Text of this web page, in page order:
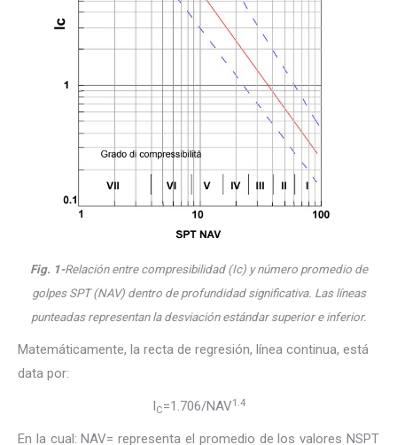
Fig. 1-Relación entre compresibilidad (Ic) y número promedio de
golpes SPT (NAV) dentro de profundidad significativa. Las líneas
punteadas representan la desviación estándar superior e inferior.
Matemáticamente, la recta de regresión, línea continua, está
data por:
C=1.706/NAV1.4
En la cual: NAV= representa el promedio de los valores NSPT